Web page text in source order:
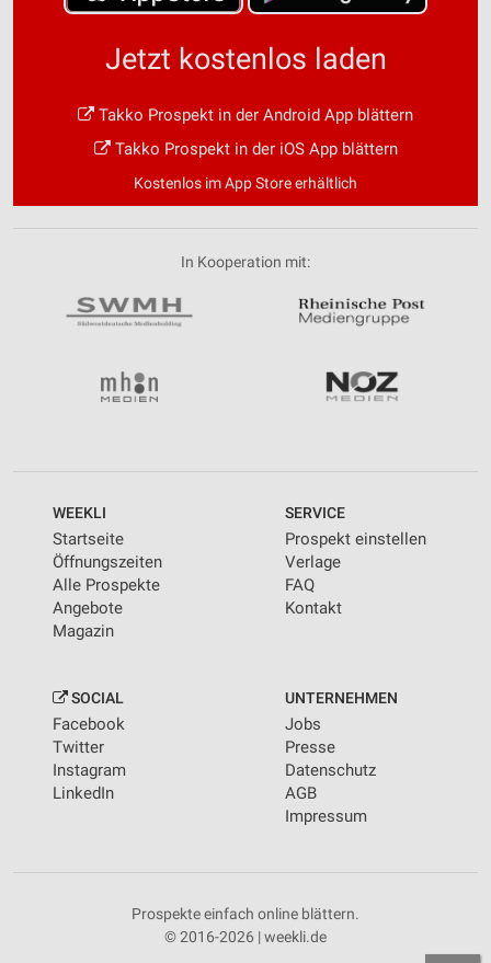
Jetzt kostenlos laden
Takko Prospekt in der Android App blättern
Takko Prospekt in der iOS App blättern
Kostenlos im App Store erhältlich
In Kooperation mit:
WEEKLI
Startseite
Öffnungszeiten
Alle Prospekte
Angebote
Magazin
SERVICE
Prospekt einstellen
Verlage
FAQ
Kontakt
SOCIAL
Facebook
Twitter
Instagram
LinkedIn
UNTERNEHMEN
Jobs
Presse
Datenschutz
AGB
Impressum
Prospekte einfach online blättern.
© 2016-2026 | weekli.de